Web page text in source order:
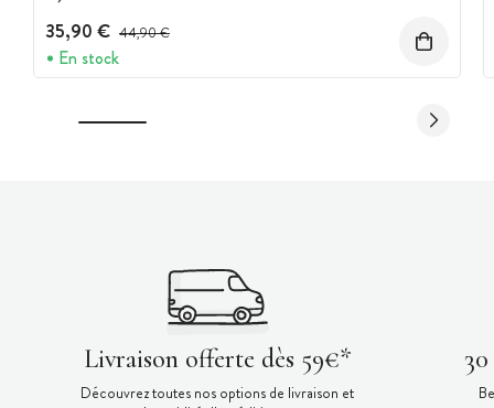
35,90 € Prix avant réduction :
44,90 €
En stock
Livraison offerte dès 59€*
Découvrez toutes nos options de livraison et